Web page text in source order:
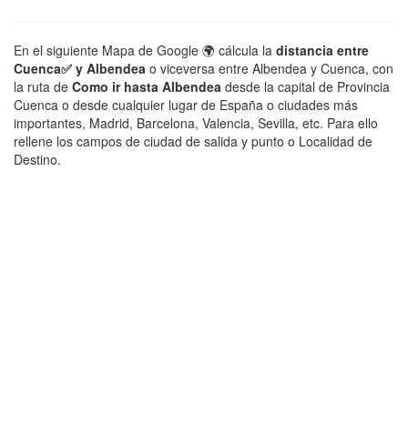
En el siguiente Mapa de Google 🌍 cálcula la distancia entre
Cuenca✅ y Albendea o viceversa entre Albendea y Cuenca, con
la ruta de Como ir hasta Albendea desde la capital de Provincia
Cuenca o desde cualquier lugar de España o ciudades más
importantes, Madrid, Barcelona, Valencia, Sevilla, etc. Para ello
rellene los campos de ciudad de salida y punto o Localidad de
Destino.